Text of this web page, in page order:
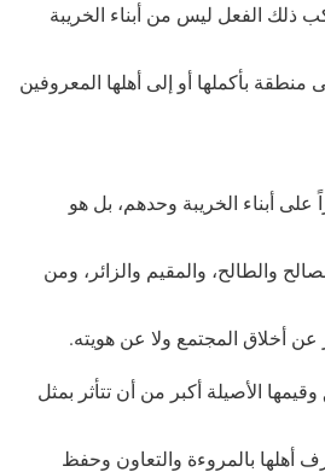
ذلك الفعل ليس من أبناء الخريبة
منطقة بأكملها أو إلى أهلها المعروفين
أبناء الخريبة وحدهم، بل هو
والطالح، والمقيم والزائر، ومن
عن أخلاق المجتمع ولا عن هويته.
وقيمها الأصيلة أكبر من أن تتأثر بمثل
أهلها بالمروءة والتعاون وحفظ